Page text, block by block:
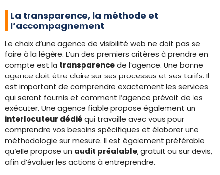
La transparence, la méthode et
l’accompagnement
Le choix d’une agence de visibilité web ne doit pas se
faire à la légère. L’un des premiers critères à prendre en
compte est la transparencede l’agence. Une bonne
agence doit être claire sur ses processus et ses tarifs. Il
est important de comprendre exactement les services
qui seront fournis et comment l’agence prévoit de les
exécuter. Une agence fiable propose également un
interlocuteur dédié qui travaille avec vous pour
comprendre vos besoins spécifiques et élaborer une
méthodologie sur mesure. Il est également préférable
qu’elle propose un audit préalable, gratuit ou sur devis,
afin d’évaluer les actions à entreprendre.